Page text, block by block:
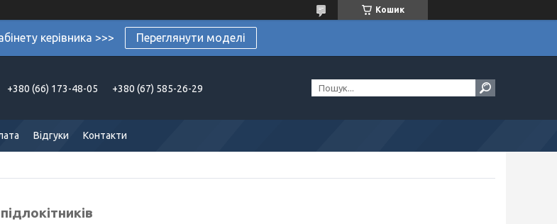
Кошик
керівника >>> Переглянути моделі
+380 (66) 173-48-05 +380 (67) 585-26-29
Відгуки Контакти